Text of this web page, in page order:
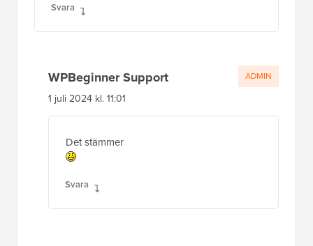
Svara
WPBeginner Support
1 juli 2024 kl. 11:01
Det stämmer
Svara
ADMIN